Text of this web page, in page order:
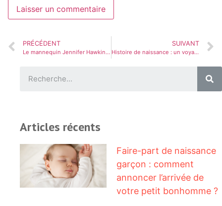
PRÉCÉDENT
Le mannequin Jennifer Hawkins annonce la naissance de son deuxième enfant
SUIVANT
Histoire de naissance : un voyage parfaitement imparfait vers la parentalité
Articles récents
Faire-part de naissance
garçon : comment
annoncer l’arrivée de
votre petit bonhomme ?